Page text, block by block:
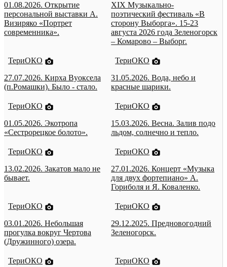
01.08.2026. Открытие
персональной выставки А.
Визиряко «Портрет
современника».
XIX Музыкально-
поэтический фестиваль «В
сторону Выборга». 15-23
августа 2026 года Зеленогорск
– Комарово – Выборг.
ТериОКО
27.07.2026. Кирха Вуоксела
(п.Ромашки). Было - стало.
ТериОКО
31.05.2026. Вода, небо и
красные шарики.
ТериОКО
01.05.2026. Экотропа
«Сестрорецкое болото».
ТериОКО
15.03.2026. Весна. Залив подо
льдом, солнечно и тепло.
ТериОКО
13.02.2026. Закатов мало не
бывает.
ТериОКО
27.01.2026. Концерт «Музыка
для двух фортепиано» А.
Гориболя и Я. Коваленко.
ТериОКО
03.01.2026. Небольшая
прогулка вокруг Чертова
(Дружинного) озера.
ТериОКО
29.12.2025. Предновогодний
Зеленогорск.
ТериОКО
ТериОКО